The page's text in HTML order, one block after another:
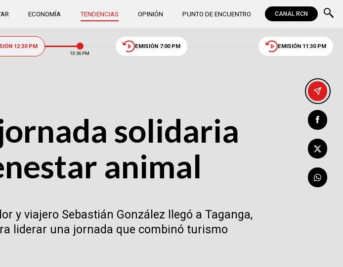
ECONOMÍA TENDENCIAS OPINIÓN PUNTO DE ENCUENTRO CANAL RCN
12:30 PM
10:37 PM
EMISIÓN 7:00 PM EMISIÓN 11:30 PM
solidaria
animal
y viajero Sebastián González llegó a Taganga,
liderar una jornada que combinó turismo